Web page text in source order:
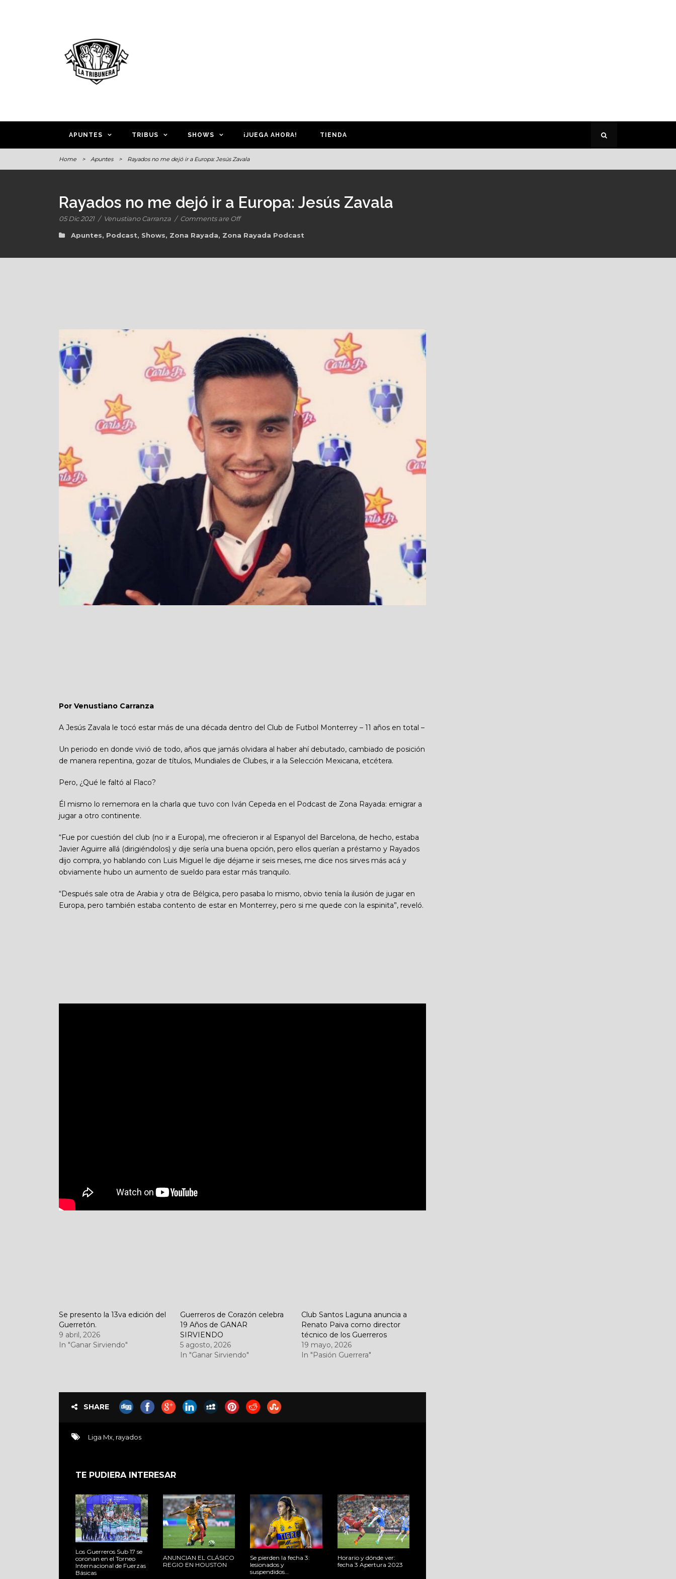
APUNTES TRIBUS SHOWS ¡JUEGA AHORA! TIENDA
Home > Apuntes > Rayados no me dejó ir a Europa: Jesús Zavala
Rayados no me dejó ir a Europa: Jesús Zavala
05 Dic 2021 / Venustiano Carranza / Comments are Off
Apuntes, Podcast, Shows, Zona Rayada, Zona Rayada Podcast
Por Venustiano Carranza
A Jesús Zavala le tocó estar más de una década dentro del Club de Futbol Monterrey – 11 años en total –
Un periodo en donde vivió de todo, años que jamás olvidara al haber ahí debutado, cambiado de posición
de manera repentina, gozar de títulos, Mundiales de Clubes, ir a la Selección Mexicana, etcétera.
Pero, ¿Qué le faltó al Flaco?
Él mismo lo rememora en la charla que tuvo con Iván Cepeda en el Podcast de Zona Rayada: emigrar a
jugar a otro continente.
“Fue por cuestión del club (no ir a Europa), me ofrecieron ir al Espanyol del Barcelona, de hecho, estaba
Javier Aguirre allá (dirigiéndolos) y dije sería una buena opción, pero ellos querían a préstamo y Rayados
dijo compra, yo hablando con Luis Miguel le dije déjame ir seis meses, me dice nos sirves más acá y
obviamente hubo un aumento de sueldo para estar más tranquilo.
“Después sale otra de Arabia y otra de Bélgica, pero pasaba lo mismo, obvio tenía la ilusión de jugar en
Europa, pero también estaba contento de estar en Monterrey, pero si me quede con la espinita”, reveló.
Se presento la 13va edición del
Guerretón.
9 abril, 2026
In "Ganar Sirviendo"
Guerreros de Corazón celebra
19 Años de GANAR
SIRVIENDO
5 agosto, 2026
In "Ganar Sirviendo"
Club Santos Laguna anuncia a
Renato Paiva como director
técnico de los Guerreros
19 mayo, 2026
In "Pasión Guerrera"
SHARE
Liga Mx rayados
TE PUDIERA INTERESAR
Los Guerreros Sub 17 se
coronan en el Torneo
Internacional de Fuerzas
Básicas
ANUNCIAN EL CLÁSICO
REGIO EN HOUSTON
Se pierden la fecha 3:
lesionados y
suspendidos…
Horario y dónde ver:
fecha 3 Apertura 2023